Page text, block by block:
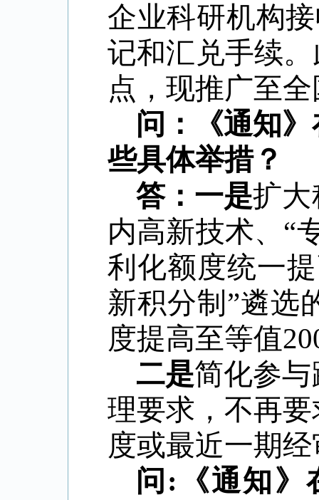
企业科研机构
记和汇兑手续
点，现推广至
问：《通知
些具体举措？
答：一是扩大
内高新技术、 “
利化额度统一
新积分制”遴选
度提高至等值
二是简化参
理要求，不再
度或最近一期
问 : 《通知